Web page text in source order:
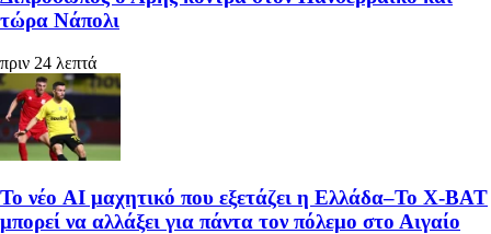
τώρα Νάπολι
πριν 24 λεπτά
Το νέο AI μαχητικό που εξετάζει η Ελλάδα–Το X-BAT
μπορεί να αλλάξει για πάντα τον πόλεμο στο Αιγαίο